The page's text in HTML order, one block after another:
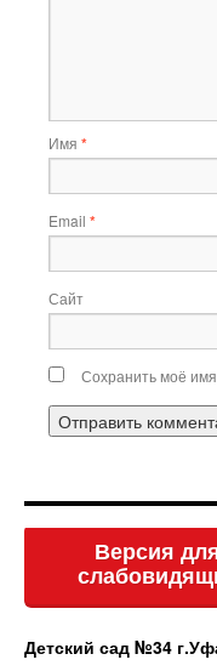
Имя *
Email *
Сайт
Сохранить моё
Версия
Детский сад №34